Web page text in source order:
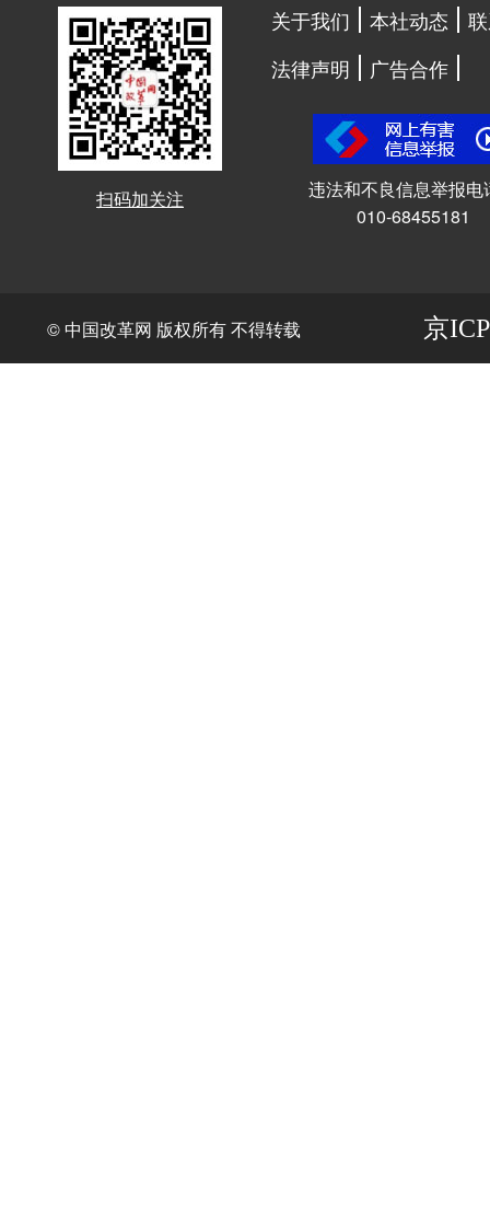
扫码加关注
关于我们 本社动态
法律声明
广告合作
违法和不良信息举报电
010-68455181
© 中国改革网 版权所有 不得转载 京